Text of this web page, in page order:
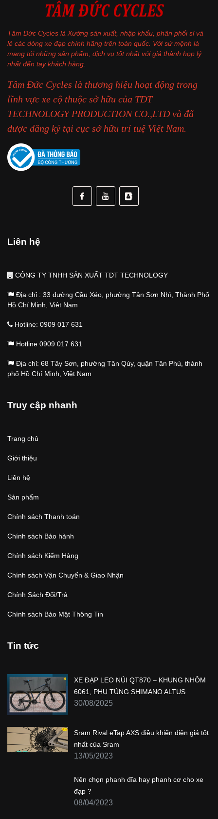
Tâm Đức Cycles là Xưởng sản xuất, nhập khẩu, phân phối sỉ và
lẻ các dòng xe đạp chính hãng trên toàn quốc. Với sứ mệnh là
mang tới những sản phẩm, dịch vụ tốt nhất với giá thành hợp lý
nhất đến tay khách hàng.
Tâm Đức Cycles là thương hiệu hoạt động trong
lĩnh vực xe cộ thuộc sở hữu của TDT
TECHNOLOGY PRODUCTION CO.,LTD và đã
được đăng ký tại cục sở hữu trí tuệ Việt Nam.
Liên hệ
CÔNG TY TNHH SẢN XUẤT TDT TECHNOLOGY
Địa chỉ : 33 đường Cầu Xéo, phường Tân Sơn Nhì, Thành Phố
Hồ Chí Minh, Việt Nam
Hotline: 0909 017 631
Hotline 0909 017 631
Địa chỉ: 68 Tây Sơn, phường Tân Qúy, quận Tân Phú, thành
phố Hồ Chí Minh, Việt Nam
Truy cập nhanh
Trang chủ
Giới thiệu
Liên hệ
Sản phẩm
Chính sách Thanh toán
Chính sách Bảo hành
Chính sách Kiểm Hàng
Chính sách Vận Chuyển & Giao Nhận
Chính Sách Đổi/Trả
Chính sách Bảo Mật Thông Tin
Tin tức
XE ĐẠP LEO NÚI QT870 – KHUNG NHÔM
6061, PHỤ TÙNG SHIMANO ALTUS
30/08/2025
Sram Rival eTap AXS điều khiển điện giá tốt
nhất của Sram
13/05/2023
Nên chọn phanh đĩa hay phanh cơ cho xe
đạp ?
08/04/2023